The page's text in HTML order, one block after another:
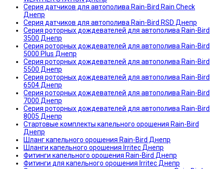
Серия датчиков для автополива Rain-Bird Rain Check
Днепр
Серия датчиков для автополива Rain-Bird RSD Днепр
Серия роторных дождевателей для автополива Rain-Bird
3500 Днепр
Серия роторных дождевателей для автополива Rain-Bird
5000 Plus Днепр
Серия роторных дождевателей для автополива Rain-Bird
5500 Днепр
Серия роторных дождевателей для автополива Rain-Bird
6504 Днепр
Серия роторных дождевателей для автополива Rain-Bird
7000 Днепр
Серия роторных дождевателей для автополива Rain-Bird
8005 Днепр
Стартовые комплекты капельного орошения Rain-Bird
Днепр
Шланг капельного орошения Rain-Bird Днепр
Шланги капельного орошения Irritec Днепр
Фитинги капельного орошения Rain-Bird Днепр
Фитинги для капельного орошения Irritec Днепр